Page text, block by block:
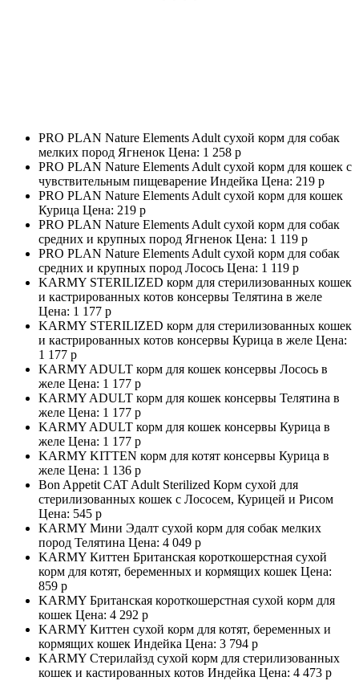
PRO PLAN Nature Elements Adult сухой корм для собак
мелких пород Ягненок Цена: 1 258 р
PRO PLAN Nature Elements Adult сухой корм для кошек с
чувствительным пищеварение Индейка Цена: 219 р
PRO PLAN Nature Elements Adult сухой корм для кошек
Курица Цена: 219 р
PRO PLAN Nature Elements Adult сухой корм для собак
средних и крупных пород Ягненок Цена: 1 119 р
PRO PLAN Nature Elements Adult сухой корм для собак
средних и крупных пород Лосось Цена: 1 119 р
KARMY STERILIZED корм для стерилизованных кошек
и кастрированных котов консервы Телятина в желе
Цена: 1 177 р
KARMY STERILIZED корм для стерилизованных кошек
и кастрированных котов консервы Курица в желе Цена:
1 177 р
KARMY ADULT корм для кошек консервы Лосось в
желе Цена: 1 177 р
KARMY ADULT корм для кошек консервы Телятина в
желе Цена: 1 177 р
KARMY ADULT корм для кошек консервы Курица в
желе Цена: 1 177 р
KARMY KITTEN корм для котят консервы Курица в
желе Цена: 1 136 р
Bon Appetit CAT Adult Sterilized Корм сухой для
стерилизованных кошек с Лососем, Курицей и Рисом
Цена: 545 р
KARMY Мини Эдалт сухой корм для собак мелких
пород Телятина Цена: 4 049 р
KARMY Киттен Британская короткошерстная сухой
корм для котят, беременных и кормящих кошек Цена:
859 р
KARMY Британская короткошерстная сухой корм для
кошек Цена: 4 292 р
KARMY Киттен сухой корм для котят, беременных и
кормящих кошек Индейка Цена: 3 794 р
KARMY Стерилайзд сухой корм для стерилизованных
кошек и кастированных котов Индейка Цена: 4 473 р